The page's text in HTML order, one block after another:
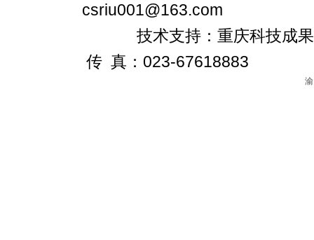
csriu001@163.com
技术支持：重庆科技成果
传 真：023-67618883